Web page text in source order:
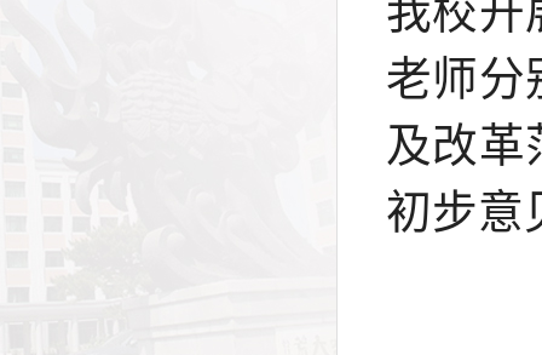
我校开
老师分
及改革
初步意